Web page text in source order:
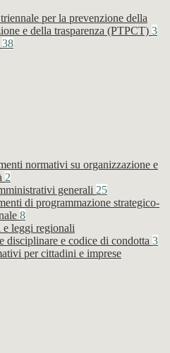
per la prevenzione della
e della trasparenza (PTPCT) 3
38
normativi su organizzazione e
2
generali 25
di programmazione strategico-
8
e leggi regionali
disciplinare e codice di condotta 3
per cittadini e imprese